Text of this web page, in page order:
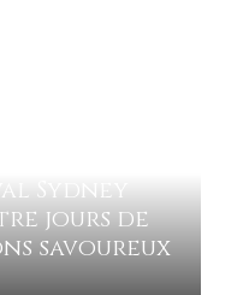
Sydney
jours de
savoureux